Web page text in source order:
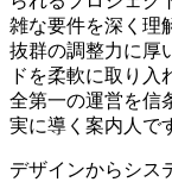
雑な要件を深く理
抜群の調整力に厚
ドを柔軟に取り
全第一の運営を信
実に導く案内人で
デザインからシス